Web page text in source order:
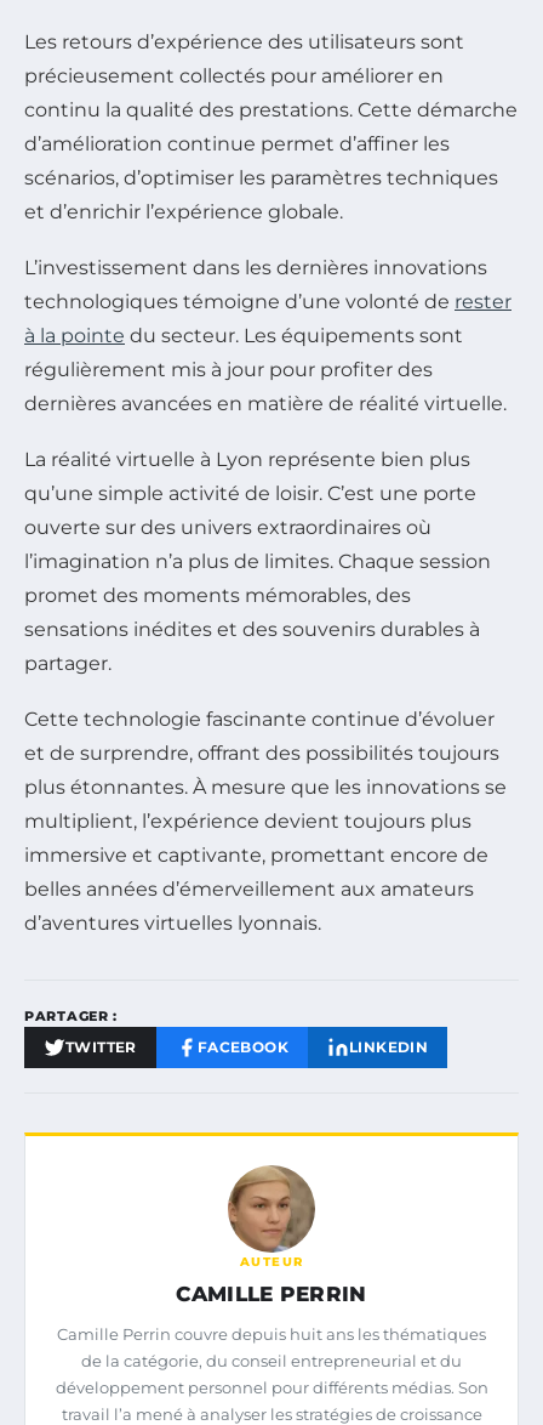
Les retours d’expérience des utilisateurs sont
précieusement collectés pour améliorer en
continu la qualité des prestations. Cette démarche
d’amélioration continue permet d’affiner les
scénarios, d’optimiser les paramètres techniques
et d’enrichir l’expérience globale.
L’investissement dans les dernières innovations
technologiques témoigne d’une volonté de rester
à la pointe du secteur. Les équipements sont
régulièrement mis à jour pour profiter des
dernières avancées en matière de réalité virtuelle.
La réalité virtuelle à Lyon représente bien plus
qu’une simple activité de loisir. C’est une porte
ouverte sur des univers extraordinaires où
l’imagination n’a plus de limites. Chaque session
promet des moments mémorables, des
sensations inédites et des souvenirs durables à
partager.
Cette technologie fascinante continue d’évoluer
et de surprendre, offrant des possibilités toujours
plus étonnantes. À mesure que les innovations se
multiplient, l’expérience devient toujours plus
immersive et captivante, promettant encore de
belles années d’émerveillement aux amateurs
d’aventures virtuelles lyonnais.
PARTAGER :
TWITTER FACEBOOK LINKEDIN
AUTEUR
CAMILLE PERRIN
Camille Perrin couvre depuis huit ans les thématiques
de la catégorie, du conseil entrepreneurial et du
développement personnel pour différents médias. Son
travail l’a mené à analyser les stratégies de croissance